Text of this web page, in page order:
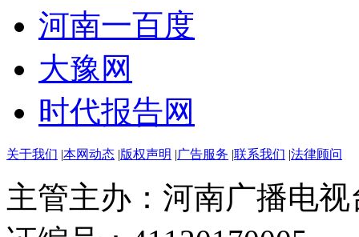
河南一百度
大豫网
时代报告网
关于我们 |本网动态 |版权声明 |广告服务 |联系我们 |法律顾问
主管主办：河南广播电